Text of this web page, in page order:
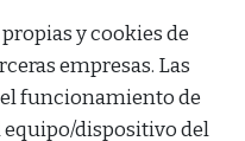
y cookies de
empresas. Las
el funcionamiento de
equipo/dispositivo del